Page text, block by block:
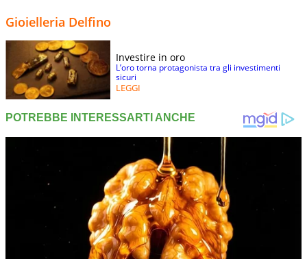
Gioielleria Delfino
Investire in oro
L’oro torna protagonista tra gli investimenti
sicuri
LEGGI